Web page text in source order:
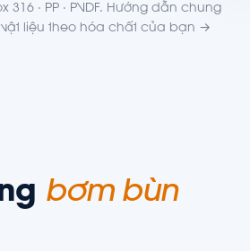
316 · PP · PVDF. Hướng dẫn chung
vật liệu theo hóa chất của bạn →
bơm bùn